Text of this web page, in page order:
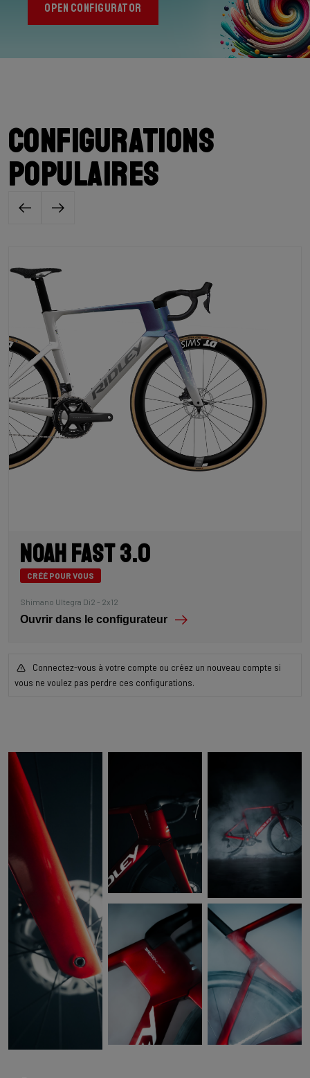
OPEN CONFIGURATOR
Configurations
populaires
Noah Fast 3.0
CRÉÉ POUR VOUS
Shimano Ultegra Di2 - 2x12
Ouvrir dans le configurateur
Connectez-vous à votre compte ou créez un nouveau compte si
vous ne voulez pas perdre ces configurations.